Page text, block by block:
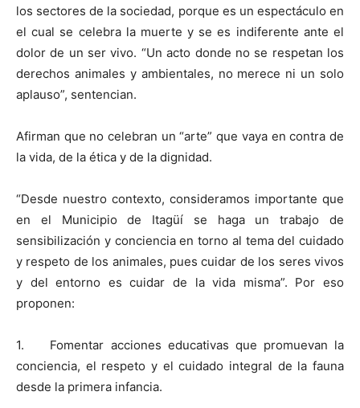
los sectores de la sociedad, porque es un espectáculo en
el cual se celebra la muerte y se es indiferente ante el
dolor de un ser vivo. “Un acto donde no se respetan los
derechos animales y ambientales, no merece ni un solo
aplauso”, sentencian.
Afirman que no celebran un “arte” que vaya en contra de
la vida, de la ética y de la dignidad.
“Desde nuestro contexto, consideramos importante que
en el Municipio de Itagüí se haga un trabajo de
sensibilización y conciencia en torno al tema del cuidado
y respeto de los animales, pues cuidar de los seres vivos
y del entorno es cuidar de la vida misma”. Por eso
proponen:
1. Fomentar acciones educativas que promuevan la
conciencia, el respeto y el cuidado integral de la fauna
desde la primera infancia.